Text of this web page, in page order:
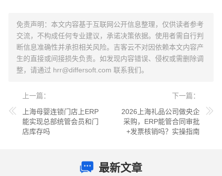
免责声明：本文内容基于互联网公开信息整理，仅供读者参考
交流，不构成任何专业建议，承诺决策依据。使用者需自行判
断信息准确性并承担相关风险。吉客云不对因依赖本文内容产
生的直接或间接损失负责。如发现内容错误、侵权或需删除调
整，请通过 hrr@differsoft.com 联系我们。
上一篇
上海母婴连锁门店上ERP
能实现总部统管会员和门
店库存吗
下一篇
2026上海礼品公司做央企
采购，ERP能管合同审批
+发票核销吗？实操指南
最新文章